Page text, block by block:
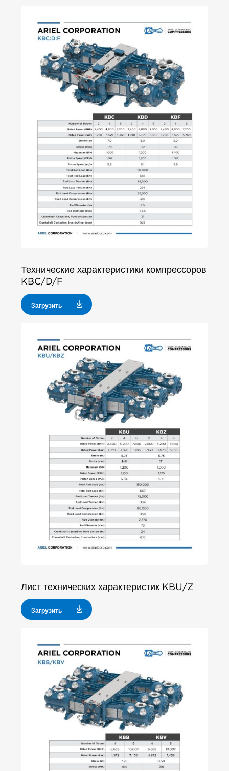
Технические характеристики компрессоров
KBC/D/F
Загрузить
Лист технических характеристик KBU/Z
Загрузить